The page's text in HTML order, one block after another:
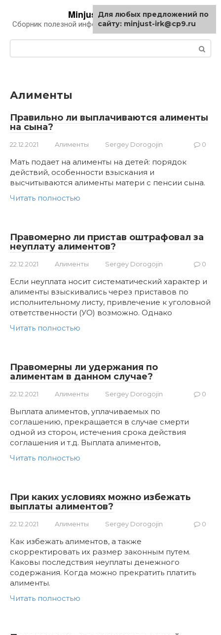
контенту
Minjust-irk.ru
Сборник полезной информации про автомобили
Алименты
Правильно ли выплачиваются алименты
на сына?
22.12.2021 Алименты Sergey Dorogojin 0
Мать подает на алименты на детей: порядок
действий, особенности взыскания и
высчитываются алименты матери с пенсии сына.
Читать полностью
Правомерно ли пристав оштрафовал за
неуплату алиментов?
22.12.2021 Алименты Sergey Dorogojin 0
Если неуплата носит систематический характер и
алименты взыскивались через приставов по
исполнительному листу, привлечение к уголовной
ответственности (УО) возможно. Однако
Читать полностью
Правомерны ли удержания по
алиментам в данном случае?
22.12.2021 Алименты Sergey Dorogojin 0
Выплата алиментов, уплачиваемых по
соглашению, прекращается в случае смерти
одной из сторон, истечения срока действия
соглашения и т.д. Выплата алиментов,
Читать полностью
При каких условиях можно избежать
выплаты алиментов?
22.12.2021 Алименты Sergey Dorogojin 0
Как избежать алиментов, а также
скорректировать их размер законным путем.
Каковы последствия неуплаты денежного
содержания. Когда можно прекратить платить
алименты.
Читать полностью
Для любых предложений по
сайту: minjust-irk@cp9.ru